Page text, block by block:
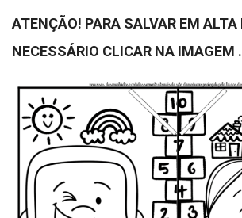
ATENÇÃO! PARA SALVAR EM ALTA
NECESSÁRIO CLICAR NA IMAGEM .